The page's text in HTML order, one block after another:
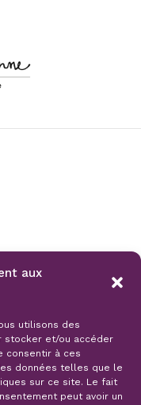
aux
utilisons des
stocker et/ou accéder
consentir à ces
données telles que le
sur ce site. Le fait
peut avoir un